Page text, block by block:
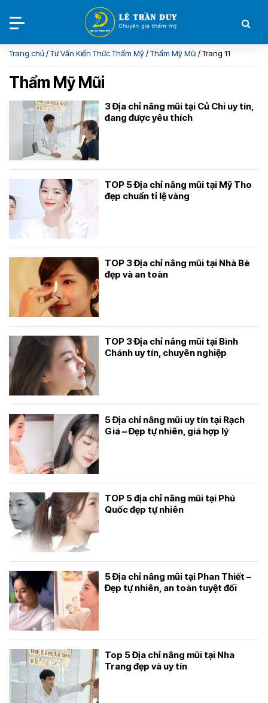
Trang chủ/Tư Vấn Kiến Thức Thẩm Mỹ/Thẩm Mỹ Mũi/Trang 11
Thẩm Mỹ Mũi
3 Địa chỉ nâng mũi tại Củ Chi uy tín,
đang được yêu thích
TOP 5 Địa chỉ nâng mũi tại Mỹ Tho
đẹp chuẩn tỉ lệ vàng
TOP 3 Địa chỉ nâng mũi tại Nhà Bè
đẹp và an toàn
TOP 3 Địa chỉ nâng mũi tại Bình
Chánh uy tín, chuyên nghiệp
5 Địa chỉ nâng mũi uy tín tại Rạch
Giá – Đẹp tự nhiên, giá hợp lý
TOP 5 địa chỉ nâng mũi tại Phú
Quốc đẹp tự nhiên
5 Địa chỉ nâng mũi tại Phan Thiết –
Đẹp tự nhiên, an toàn tuyệt đối
Top 5 Địa chỉ nâng mũi tại Nha
Trang đẹp và uy tín